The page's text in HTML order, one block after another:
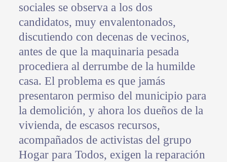
sociales se observa a los dos
candidatos, muy envalentonados,
discutiendo con decenas de vecinos,
antes de que la maquinaria pesada
procediera al derrumbe de la humilde
casa. El problema es que jamás
presentaron permiso del municipio para
la demolición, y ahora los dueños de la
vivienda, de escasos recursos,
acompañados de activistas del grupo
Hogar para Todos, exigen la reparación